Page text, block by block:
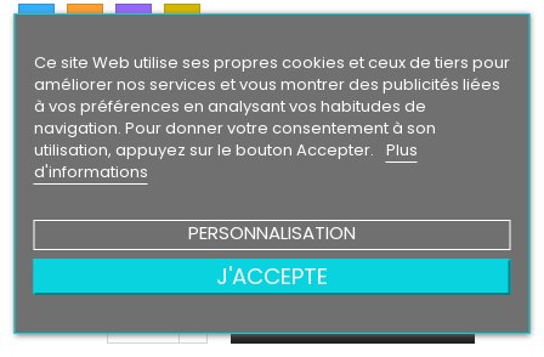
Bleu
OrangeVioletGold
Texte/ Logo
Noir
Blanc RougeBleu Gris JauneVert Rose Gris
Argent
Bleu
Intense
OrangeViolet
24,90 €
Ce site Web utilise ses propres cookies et ceux de tiers pour
améliorer nos services et vous montrer des publicités liées
à vos préférences en analysant vos habitudes de
navigation. Pour donner votre consentement à son
utilisation, appuyez sur le bouton Accepter. Plus
d'informations
PERSONNALISATION
J'ACCEPTE